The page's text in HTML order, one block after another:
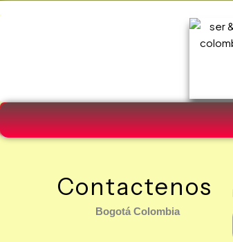
Contactenos
Bogotá Colombia